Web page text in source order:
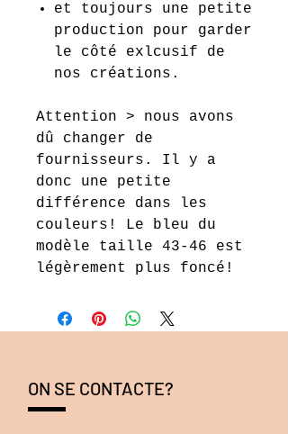
et toujours une petite
production pour garder
le côté exlcusif de
nos créations.
Attention > nous avons
dû changer de
fournisseurs. Il y a
donc une petite
différence dans les
couleurs! Le bleu du
modèle taille 43-46 est
légèrement plus foncé!
ON SE CONTACTE?